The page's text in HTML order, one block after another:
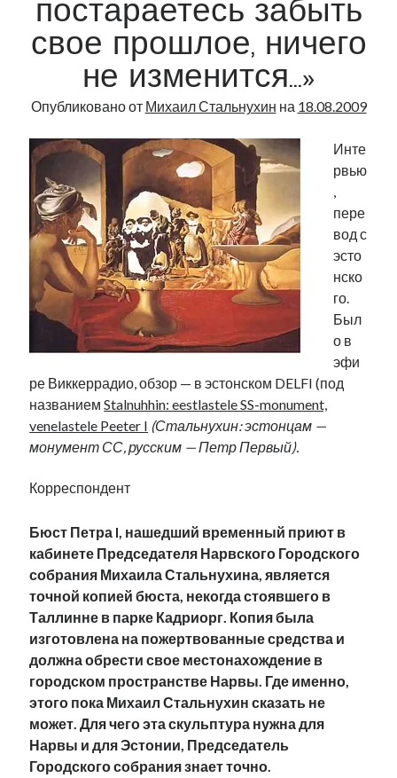
постараетесь забыть
свое прошлое, ничего
не изменится…»
Опубликовано от Михаил Стальнухин на 18.08.2009
Инте
рвью
,
пере
вод с
эсто
нско
го.
Был
о в
эфи
ре Виккеррадио, обзор — в эстонском DELFI (под
названиемStalnuhhin: eestlastele SS-monument,
venelastele Peeter I (Стальнухин: эстонцам —
монумент СС, русским — Петр Первый).
Корреспондент
Бюст Петра I, нашедший временный приют в
кабинете Председателя Нарвского Городского
собрания Михаила Стальнухина, является
точной копией бюста, некогда стоявшего в
Таллинне в парке Кадриорг. Копия была
изготовлена на пожертвованные средства и
должна обрести свое местонахождение в
городском пространстве Нарвы. Где именно,
этого пока Михаил Стальнухин сказать не
может. Для чего эта скульптура нужна для
Нарвы и для Эстонии, Председатель
Городского собрания знает точно.